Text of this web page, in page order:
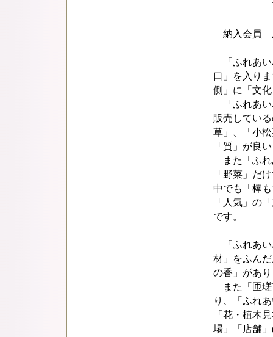
TEL
納入会員
「ふれあい
口」を入り
側」に「文
「ふれあい
販売してい
草」、「小
「質」が良
また「ふれ
「野菜」だ
中でも「棒
「人気」の
です。
「ふれあい
材」をふん
の香」があ
また「匝瑳
り、「ふれ
「花・植木
場」「店舗